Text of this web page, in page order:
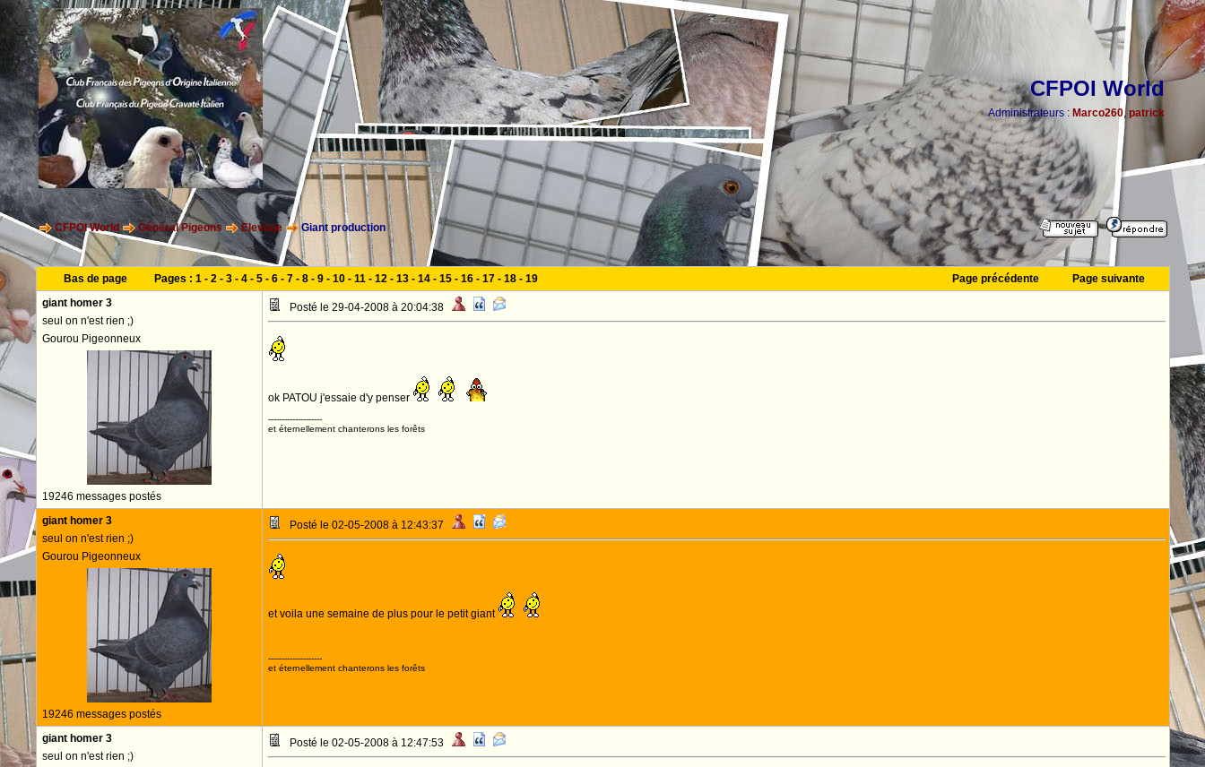
CFPOI World
Administrateurs : Marco260, patrick
CFPOI World Général Pigeons Elevage Giant production
Bas de page Pages : 1- 2- 3- 4- 5- 6- 7- 8- 9- 10- 11- 12- 13- 14- 15- 16- 17- 18- 19 Page précédente
Page suivante
giant homer 3
seul on n'est rien ;)
Gourou Pigeonneux
19246 messages postés
Posté le 29-04-2008 à 20:04:38
ok PATOU j'essaie d'y penser
--------------------
et éternellement chanterons les forêts
giant homer 3
seul on n'est rien ;)
Gourou Pigeonneux
19246 messages postés
Posté le 02-05-2008 à 12:43:37
et voila une semaine de plus pour le petit giant
--------------------
et éternellement chanterons les forêts
giant homer 3
seul on n'est rien ;)
Posté le 02-05-2008 à 12:47:53